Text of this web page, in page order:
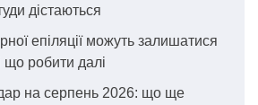
дістаються
епіляції можуть залишатися
що робити далі
на серпень 2026: що ще